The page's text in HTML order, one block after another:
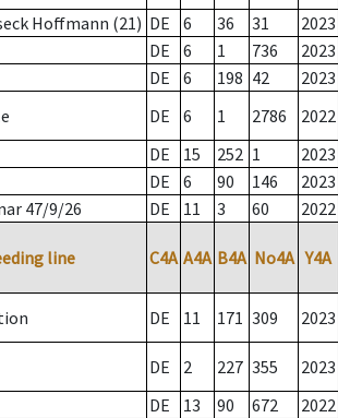
Hoffmann (21) DE 6 36 31 2023
DE 6 1 736 2023
DE 6 198 42 2023
DE 6 1 2786 2022
DE 15 252 1 2023
DE 6 90 146 2023
47/9/26 DE 11 3 60 2022
line C4A A4A B4A No4A Y4A
DE 11 171 309 2023
DE 2 227 355 2023
DE 13 90 672 2022